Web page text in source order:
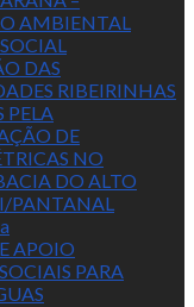
AMBIENTAL
DAS
RIBEIRINHAS
PELA
DE
NO
DO ALTO
PANTANAL
APOIO
PARA